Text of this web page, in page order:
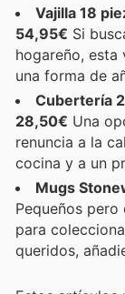
Vajilla 18
54,95€ Si
hogareño, esta
una forma de
Cubertería
28,50€ Una
renuncia a la
cocina y a un
Mugs
Pequeños
para
queridos,